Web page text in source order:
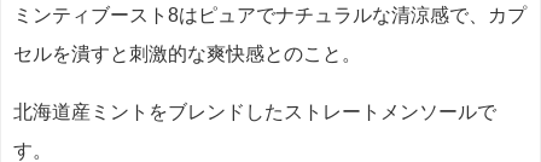
ミンティブースト8はピュアでナチュラルな清涼感で、カプ
セルを潰すと刺激的な爽快感とのこと。
北海道産ミントをブレンドしたストレートメンソールで
す。